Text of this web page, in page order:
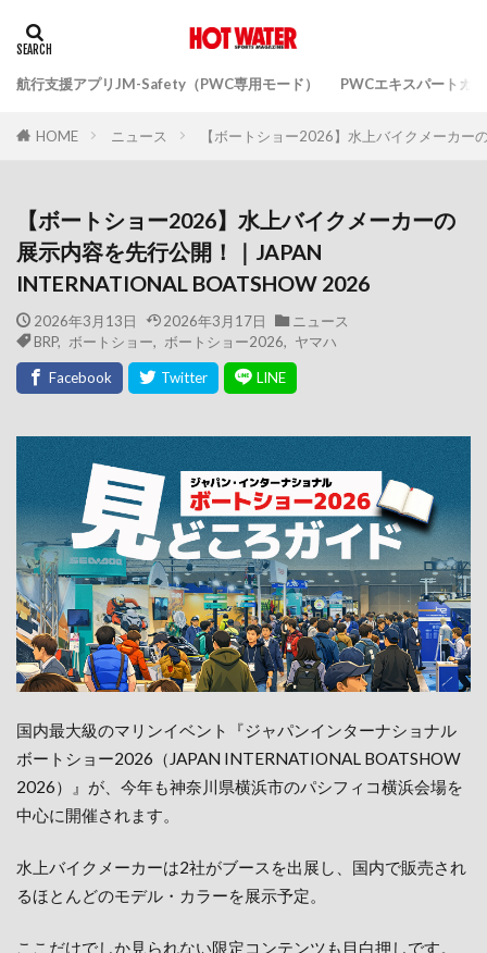
航行支援アプリJM-Safety（PWC専用モード） PWCエキスパートガ
HOME ニュース 【ボートショー2026】水上バイクメーカ
【ボートショー2026】水上バイクメーカーの
展示内容を先行公開！｜JAPAN
INTERNATIONAL BOATSHOW 2026
2026年3月13日 2026年3月17日
ニュース
BRP, ボートショー ボートショー2026 ヤマハ
国内最大級のマリンイベント『ジャパンインターナショナル
ボートショー2026（JAPAN INTERNATIONAL BOATSHOW
2026）』が、今年も神奈川県横浜市のパシフィコ横浜会場を
中心に開催されます。
水上バイクメーカーは2社がブースを出展し、国内で販売され
るほとんどのモデル・カラーを展示予定。
ここだけでしか見られない限定コンテンツも目白押しです。